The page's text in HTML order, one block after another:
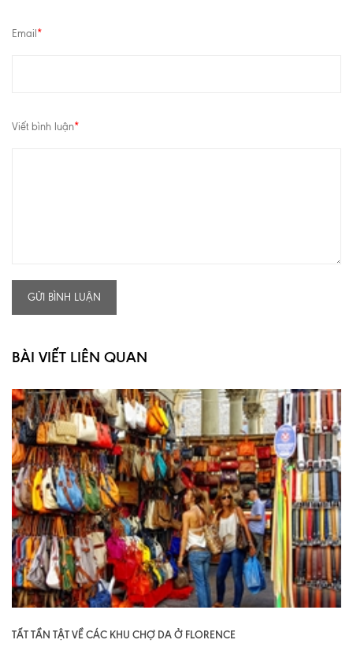
Email *
Viết bình luận*
GỬI BÌNH LUẬN
BÀI VIẾT LIÊN QUAN
TẤT TẦN TẬT VỀ CÁC KHU CHỢ DA Ở FLORENCE